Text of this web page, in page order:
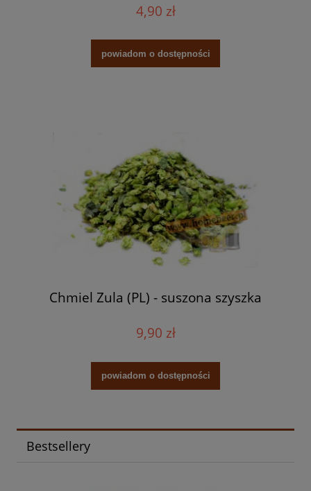
4,90 zł
powiadom o dostępności
Chmiel Zula (PL) - suszona szyszka
9,90 zł
powiadom o dostępności
Bestsellery